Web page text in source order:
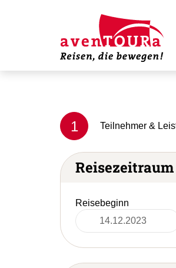
1 Teilnehmer &
Reisezeitraum
Reisebeginn